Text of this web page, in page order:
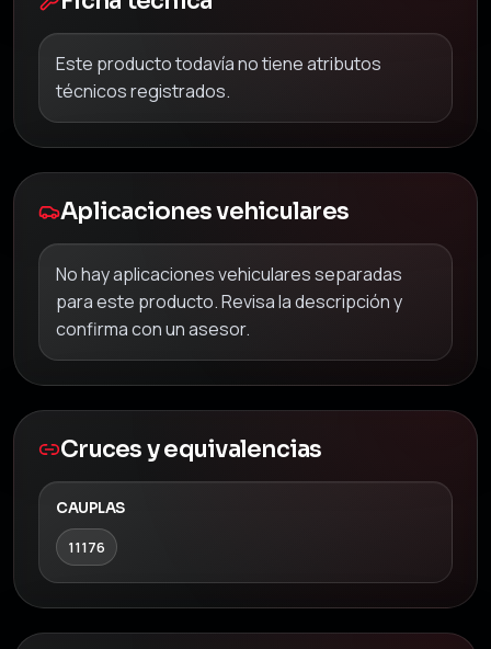
Este producto todavía no tiene atributos
técnicos registrados.
Aplicaciones vehiculares
No hay aplicaciones vehiculares separadas
para este producto. Revisa la descripción y
confirma con un asesor.
Cruces y equivalencias
CAUPLAS
11176